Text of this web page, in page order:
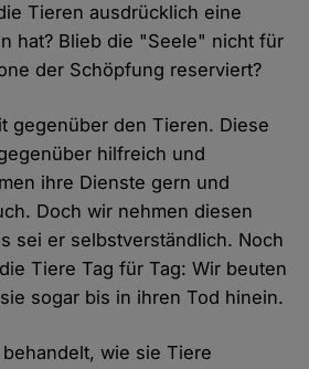
Tieren ausdrücklich eine
hat? Blieb die "Seele" nicht für
der Schöpfung reserviert?
gegenüber den Tieren. Diese
hilfreich und
ihre Dienste gern und
Doch wir nehmen diesen
sei er selbstverständlich. Noch
Tiere Tag für Tag: Wir beuten
sogar bis in ihren Tod hinein.
wie sie Tiere